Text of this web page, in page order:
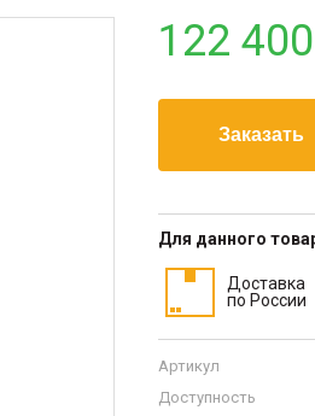
122 400
Для данного
Доставка
по России
Артикул
Доступность